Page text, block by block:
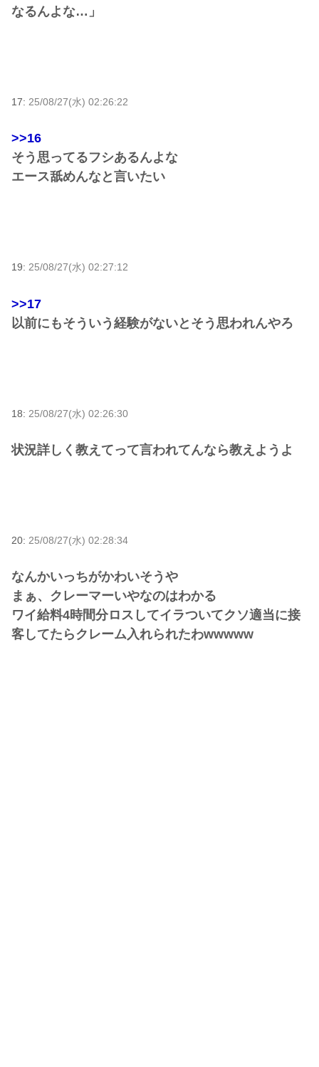
なるんよな…」
17: 25/08/27(水) 02:26:22
>>16
そう思ってるフシあるんよな
エース舐めんなと言いたい
19: 25/08/27(水) 02:27:12
>>17
以前にもそういう経験がないとそう思われんやろ
18: 25/08/27(水) 02:26:30
状況詳しく教えてって言われてんなら教えようよ
20: 25/08/27(水) 02:28:34
なんかいっちがかわいそうや
まぁ、クレーマーいやなのはわかる
ワイ給料4時間分ロスしてイラついてクソ適当に接
客してたらクレーム入れられたわwwwww